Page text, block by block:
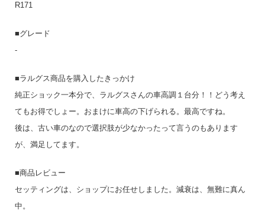
R171
■グレード
-
■ラルグス商品を購入したきっかけ
純正ショック一本分で、ラルグスさんの車高調１台分！！どう考え
てもお得でしょー。おまけに車高の下げられる。最高ですね。
後は、古い車のなので選択肢が少なかったって言うのもあります
が、満足してます。
■商品レビュー
セッティングは、ショップにお任せしました。減衰は、無難に真ん
中。